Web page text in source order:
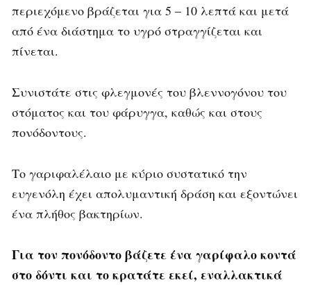
περιεχόμενο βράζεται για 5 – 10 λεπτά και μετά
από ένα διάστημα το υγρό στραγγίζεται και
πίνεται.
Συνιστάτε στις φλεγμονές του βλεννογόνου του
στόματος και του φάρυγγα, καθώς και στους
πονόδοντους.
Το γαριφαλέλαιο με κύριο συστατικό την
ευγενόλη έχει απολυμαντική δράση και εξοντώνει
ένα πλήθος βακτηρίων.
Για τον πονόδοντο βάζετε ένα γαρίφαλο κοντά
στο δόντι και το κρατάτε εκεί, εναλλακτικά